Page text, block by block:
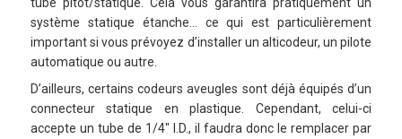
système statique étanche… ce qui est particulièrement
important si vous prévoyez d’installer un alticodeur, un pilote
automatique ou autre.
D’ailleurs, certains codeurs aveugles sont déjà équipés d’un
connecteur statique en plastique. Cependant, celui-ci
accepte un tube de 1/4″ I.D., il faudra donc le remplacer par